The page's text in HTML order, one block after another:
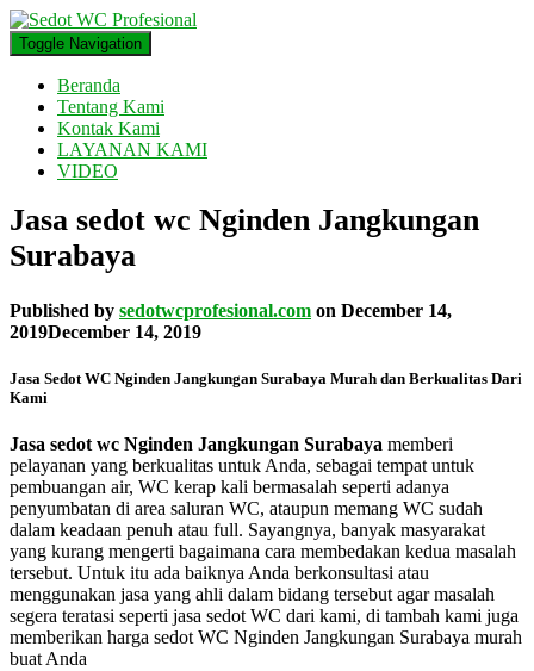
Toggle Navigation
Beranda
Tentang Kami
Kontak Kami
LAYANAN KAMI
VIDEO
Jasa sedot wc Nginden Jangkungan
Surabaya
Published by sedotwcprofesional.com on December 14,
2019December 14, 2019
Jasa Sedot WC Nginden Jangkungan Surabaya Murah dan Berkualitas Dari
Kami
Jasa sedot wc Nginden Jangkungan Surabaya memberi
pelayanan yang berkualitas untuk Anda, sebagai tempat untuk
pembuangan air, WC kerap kali bermasalah seperti adanya
penyumbatan di area saluran WC, ataupun memang WC sudah
dalam keadaan penuh atau full. Sayangnya, banyak masyarakat
yang kurang mengerti bagaimana cara membedakan kedua masalah
tersebut. Untuk itu ada baiknya Anda berkonsultasi atau
menggunakan jasa yang ahli dalam bidang tersebut agar masalah
segera teratasi seperti jasa sedot WC dari kami, di tambah kami juga
memberikan harga sedot WC Nginden Jangkungan Surabaya murah
buat Anda